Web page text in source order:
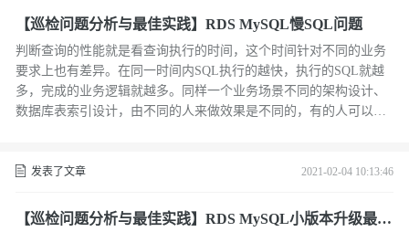
【巡检问题分析与最佳实践】RDS MySQL慢SQL问题
判断查询的性能就是看查询执行的时间，这个时间针对不同的业务
要求上也有差异。在同一时间内SQL执行的越快，执行的SQL就越
多，完成的业务逻辑就越多。同样一个业务场景不同的架构设计、
数据库表索引设计，由不同的人来做效果是不同的，有的人可以用
和数据库负载的关系；也能找到短板，并对短板做有针对性的优
发表了文章 2021-02-04 10:13:46
【巡检问题分析与最佳实践】RDS MySQL小版本升级最佳